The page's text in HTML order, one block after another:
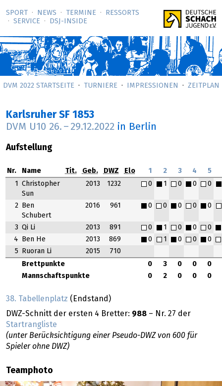
SPORT NEWS TERMINE
RESSORTS
SERVICE
DSJ-­INSIDE
DVM 2022 STARTSEITE TURNIERE IMPRESSIONEN ZEITPLAN
Karlsruher SF 1853
DVM U10 26. – 29.12.2022 in Berlin
Aufstellung
Nr. Name Tit. Geb. DWZ Elo 1 2 3 4 5
Brettpunkte 0 3 0 0
0
Mannschaftspunkte
0 2 0 0 0
1
Christopher
Sun
2013 1232 0 1 0 0 0
2
Ben
Schubert
2016 961 0 0 0 0 0
3 Qi Li 2013 891 0 1 0 0
0
4
Ben He 2013 869 0 1 0 0
0
5
Ruoran Li 2015 710
38. Tabellenplatz (Endstand)
DWZ-Schnitt der ersten 4 Bretter: 988 – Nr. 27 der
Startrangliste
(unter Berücksichtigung einer Pseudo-DWZ von 600 für
Spieler ohne DWZ)
Teamphoto